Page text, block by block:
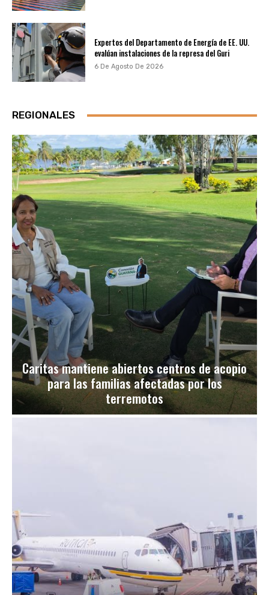
Expertos del Departamento de Energía de EE. UU.
evalúan instalaciones de la represa del Guri
6 De Agosto De 2026
REGIONALES
Caritas mantiene abiertos centros de acopio
para las familias afectadas por los
terremotos